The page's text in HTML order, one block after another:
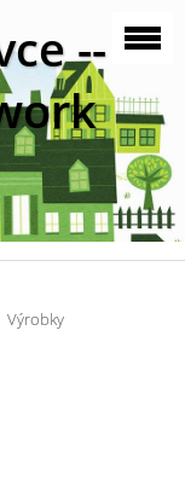
--
Výrobky